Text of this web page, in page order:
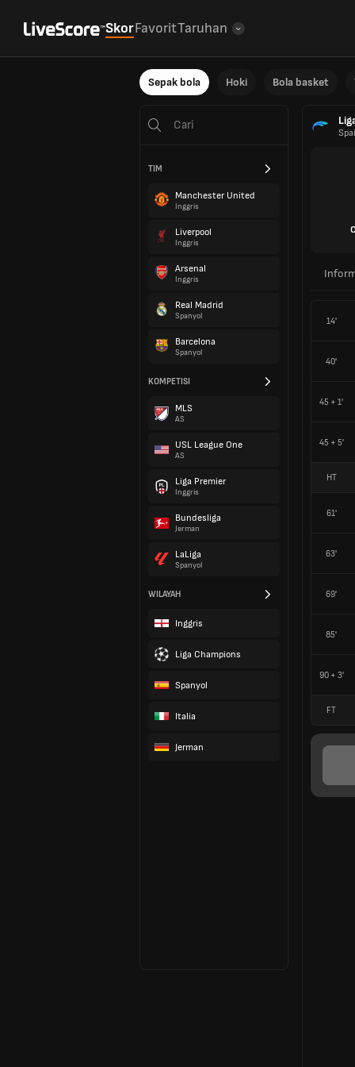
SkorFavoritTaruhan
Sepak bola Hoki Bola basket
TIM
Manchester United
Inggris
Liverpool
Inggris
Arsenal
Inggris
Real Madrid
Spanyol
Barcelona
Spanyol
KOMPETISI
MLS
AS
USL League One
AS
Liga Premier
Inggris
Bundesliga
Jerman
LaLiga
Spanyol
WILAYAH
Inggris
Liga Champions
Spanyol
Italia
Jerman
14'
40'
45 + 1'
45 + 5'
HT
61'
63'
69'
85'
90 + 3'
FT